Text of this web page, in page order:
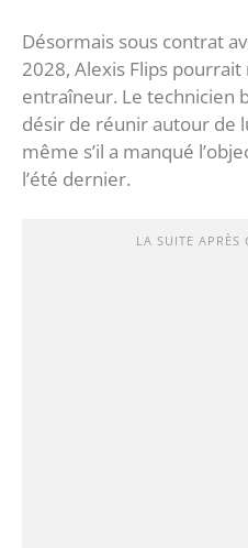
Désormais sous contrat
2028, Alexis Flips
entraîneur. Le technicien
désir de réunir autour de
même s’il a manqué
l’été dernier.
LA SUITE APRÈS